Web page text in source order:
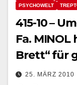
PSYCHOWELT
415-10 –
Fa.
Brett“ für
25. MÄRZ 2010